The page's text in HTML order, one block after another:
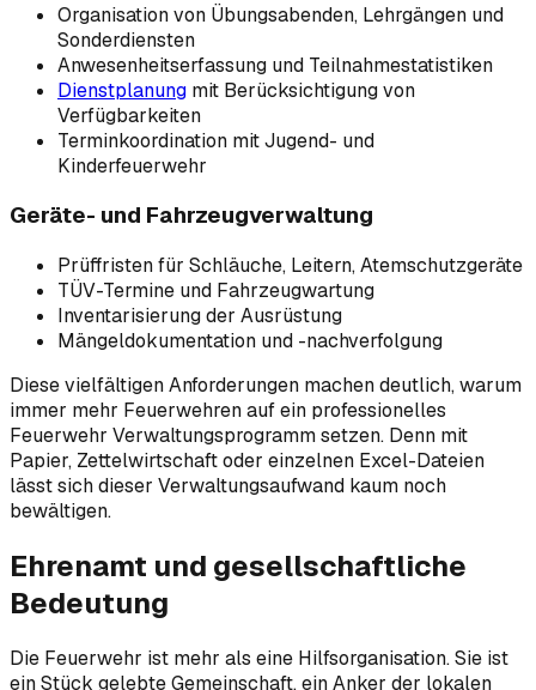
Organisation von Übungsabenden, Lehrgängen und
Sonderdiensten
Anwesenheitserfassung und Teilnahmestatistiken
Dienstplanung mit Berücksichtigung von
Verfügbarkeiten
Terminkoordination mit Jugend- und
Kinderfeuerwehr
Geräte- und Fahrzeugverwaltung
Prüffristen für Schläuche, Leitern, Atemschutzgeräte
TÜV-Termine und Fahrzeugwartung
Inventarisierung der Ausrüstung
Mängeldokumentation und -nachverfolgung
Diese vielfältigen Anforderungen machen deutlich, warum
immer mehr Feuerwehren auf ein professionelles
Feuerwehr Verwaltungsprogramm setzen. Denn mit
Papier, Zettelwirtschaft oder einzelnen Excel-Dateien
lässt sich dieser Verwaltungsaufwand kaum noch
bewältigen.
Ehrenamt und gesellschaftliche
Bedeutung
Die Feuerwehr ist mehr als eine Hilfsorganisation. Sie ist
ein Stück gelebte Gemeinschaft, ein Anker der lokalen